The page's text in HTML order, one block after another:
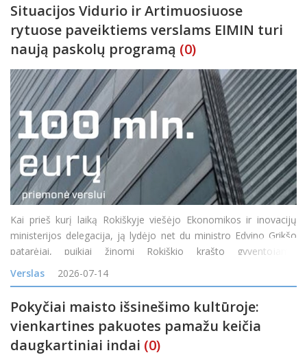
Situacijos Vidurio ir Artimuosiuose
rytuose paveiktiems verslams EIMIN turi
naują paskolų programą (0)
Kai prieš kurį laiką Rokiškyje viešėjo Ekonomikos ir inovacijų
ministerijos delegacija, ją lydėjo net du ministro Edvino Grikšo
patarėjai, puikiai žinomi Rokiškio krašto gyventojams:
Mindaugas Petkevičius ir Jonas Jarutis. Susitikime su verslo
bendruomene vi
Verslas 2026-07-14
Pokyčiai maisto išsinešimo kultūroje:
vienkartines pakuotes pamažu keičia
daugkartiniai indai (0)